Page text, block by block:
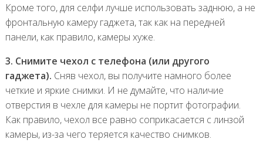
Кроме того, для селфи лучше использовать заднюю, а не
фронтальную камеру гаджета, так как на передней
панели, как правило, камеры хуже.
3. Снимите чехол с телефона (или другого
гаджета). Сняв чехол, вы получите намного более
четкие и яркие снимки. И не думайте, что наличие
отверстия в чехле для камеры не портит фотографии.
Как правило, чехол все равно соприкасается с линзой
камеры, из-за чего теряется качество снимков.